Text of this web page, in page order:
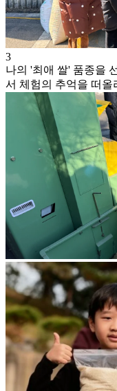
3
나의 '최애 쌀' 품종을
서 체험의 추억을 떠올